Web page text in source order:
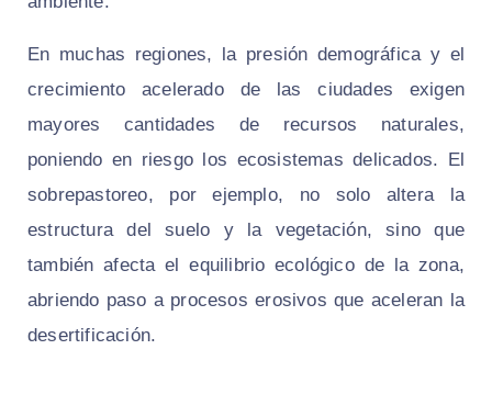
En muchas regiones, la presión demográfica y el
crecimiento acelerado de las ciudades exigen
mayores cantidades de recursos naturales,
poniendo en riesgo los ecosistemas delicados. El
sobrepastoreo, por ejemplo, no solo altera la
estructura del suelo y la vegetación, sino que
también afecta el equilibrio ecológico de la zona,
abriendo paso a procesos erosivos que aceleran la
desertificación.